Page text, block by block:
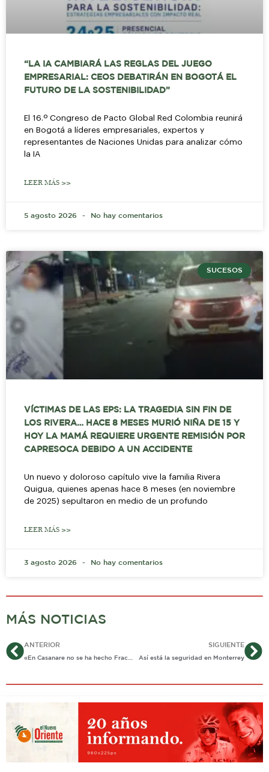
“LA IA CAMBIARÁ LAS REGLAS DEL JUEGO
EMPRESARIAL: CEOS DEBATIRÁN EN BOGOTÁ EL
FUTURO DE LA SOSTENIBILIDAD”
El 16.º Congreso de Pacto Global Red Colombia reunirá
en Bogotá a líderes empresariales, expertos y
representantes de Naciones Unidas para analizar cómo
la IA
LEER MÁS >>
5 agosto 2026 No hay comentarios
SUCESOS
VÍCTIMAS DE LAS EPS: LA TRAGEDIA SIN FIN DE
LOS RIVERA… HACE 8 MESES MURIÓ NIÑA DE 15 Y
HOY LA MAMÁ REQUIERE URGENTE REMISIÓN POR
CAPRESOCA DEBIDO A UN ACCIDENTE
Un nuevo y doloroso capítulo vive la familia Rivera
Quigua, quienes apenas hace 8 meses (en noviembre
de 2025) sepultaron en medio de un profundo
LEER MÁS >>
3 agosto 2026 No hay comentarios
MÁS NOTICIAS
AntANTERIOR
«En Casanare no se ha hecho Fracking»: ANH
SIGUIENTE
Así está la seguridad en Monterrey